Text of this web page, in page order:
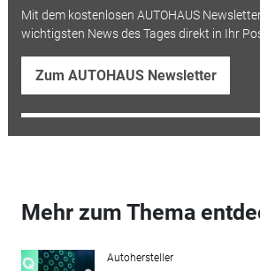
Mit dem kostenlosen AUTOHAUS
wichtigsten News des Tages direkt in Ihr
Zum AUTOHAUS Newsletter
Mehr zum Thema
Autohersteller